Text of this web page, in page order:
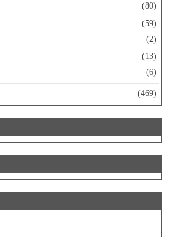
(80)
(59)
(2)
(13)
(6)
(469)